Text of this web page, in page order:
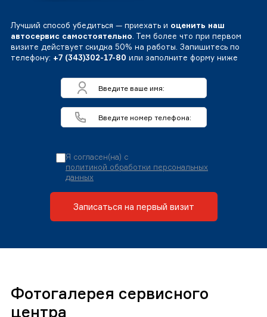
Лучший способ убедиться — приехать и оценить наш
автосервис самостоятельно . Тем более что при первом
визите действует скидка 50% на работы. Запишитесь по
телефону: +7 (343)302-17-80 или заполните форму ниже
Я согласен(на) с
политикой обработки персональных
данных
Записаться на первый визит
Фотогалерея сервисного
центра